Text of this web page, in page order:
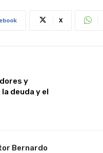
X
y
deuda y el
Bernardo